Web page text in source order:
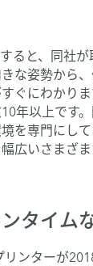
ると、同社
な姿勢から
ぐにわかり
年以上です
を専門にし
広いさまざ
タイム
ンターが